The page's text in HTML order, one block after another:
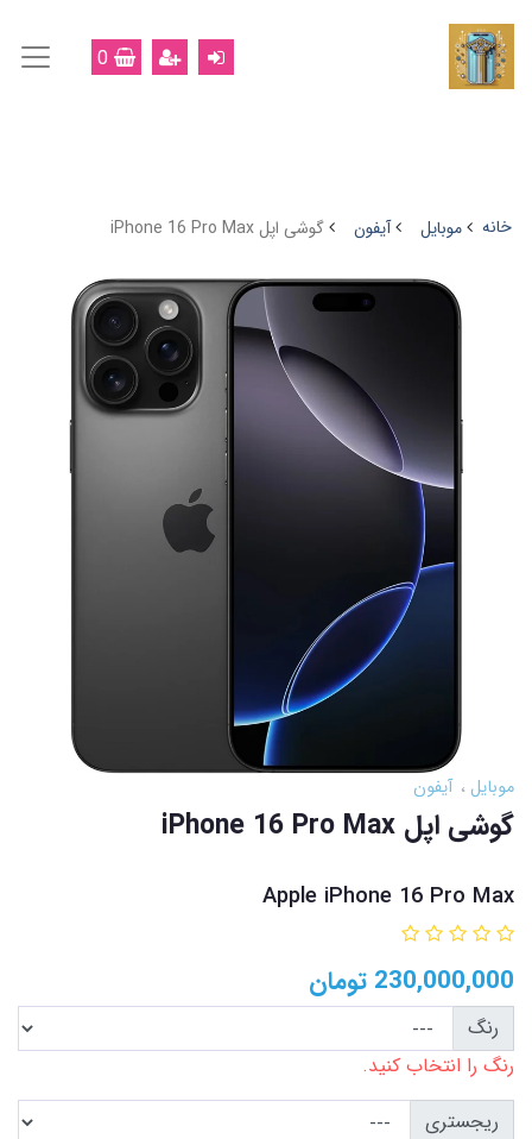
0
خانه موبایل آیفون گوشی اپل iPhone 16 Pro Max
موبایل آیفون
گوشی اپل iPhone 16 Pro Max
Apple iPhone 16 Pro Max
230,000,000 تومان
رنگ
رنگ را انتخاب کنید.
ریجستری